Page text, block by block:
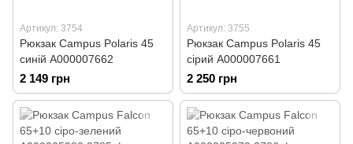
Артикул: 3754
Рюкзак Campus Polaris 45
синій А000007662
2 149 грн
Артикул: 3755
Рюкзак Campus Polaris 45
сірий А000007661
2 250 грн